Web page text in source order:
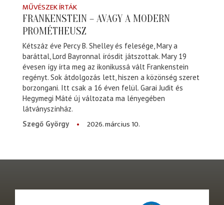
MŰVÉSZEK ÍRTÁK
FRANKENSTEIN – AVAGY A MODERN
PROMÉTHEUSZ
Kétszáz éve Percy B. Shelley és felesége, Mary a
baráttal, Lord Bayronnal írósdit játszottak. Mary 19
évesen így írta meg az ikonikussá vált Frankenstein
regényt. Sok átdolgozás lett, hiszen a közönség szeret
borzongani. Itt csak a 16 éven felül. Garai Judit és
Hegymegi Máté új változata ma lényegében
látványszínház.
Szegő György
2026. március 10.